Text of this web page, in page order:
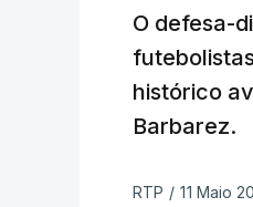
O defesa-
histórico
Barbarez.
RTP / 11 Maio